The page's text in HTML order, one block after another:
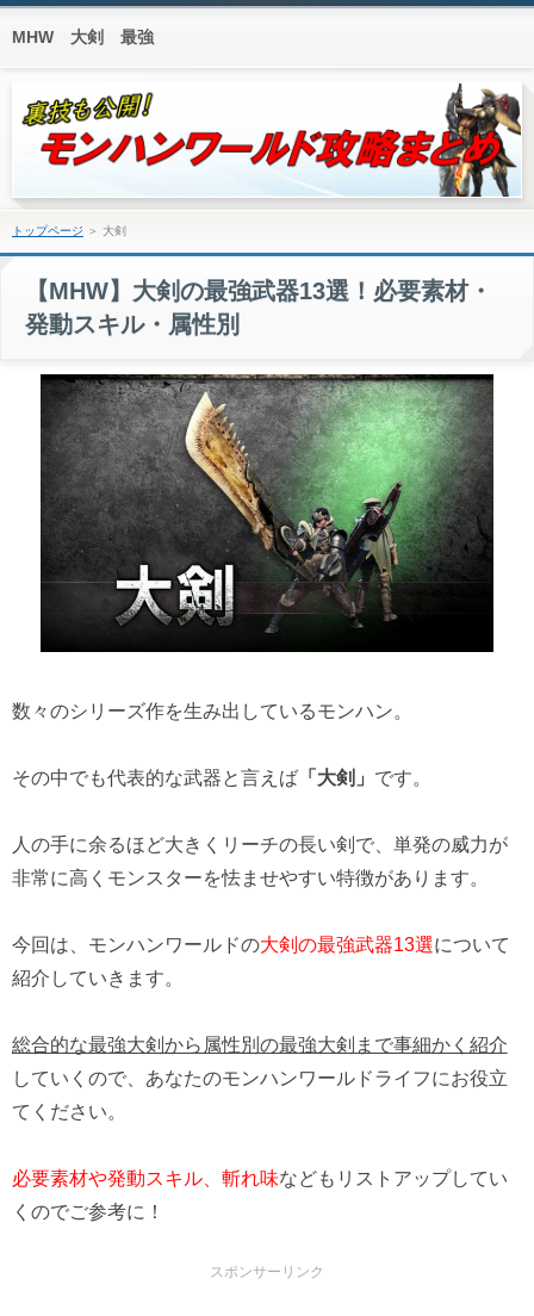
MHW 大剣 最強
トップページ ＞ 大剣
【MHW】大剣の最強武器13選！必要素材・
発動スキル・属性別
数々のシリーズ作を生み出しているモンハン。
その中でも代表的な武器と言えば「大剣」 です。
人の手に余るほど大きくリーチの長い剣で、単発の威力が
非常に高くモンスターを怯ませやすい特徴があります。
今回は、モンハンワールドの大剣の最強武器13選について
紹介していきます。
総合的な最強大剣から属性別の最強大剣まで事細かく紹介
していくので、あなたのモンハンワールドライフにお役立
てください。
必要素材や発動スキル、斬れ味などもリストアップしてい
くのでご参考に！
スポンサーリンク